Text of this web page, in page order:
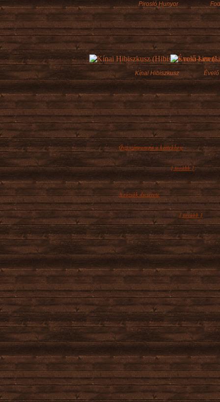
Pirosló Hunyor
Kínai Hibiszkusz
Őszi színpompa a kertekben
Míg a néhány kései virágzású évelő az
ágyásokat színesíti...[ tovább ]
A rózsák dícsérete
A rózsa kétségtelenül királynői virág,
évezredek óta páratlan...[ tovább ]